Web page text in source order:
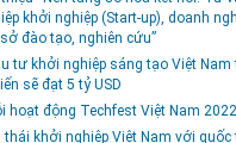
khởi nghiệp (Start-up), doanh
đào tạo, nghiên cứu”
tư khởi nghiệp sáng tạo Việt
sẽ đạt 5 tỷ USD
hoạt động Techfest Việt Nam 2022
thái khởi nghiệp Việt Nam với quốc